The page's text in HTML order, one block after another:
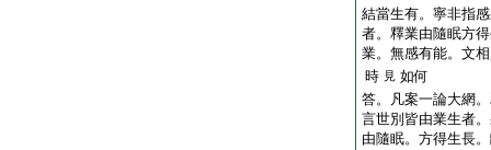
結當生有。寧非指
者。釋業由隨眠方
業。無感有能。文
時 見 如何
答。凡案一論大網
言世別皆由業生者
由隨眠。方得生長